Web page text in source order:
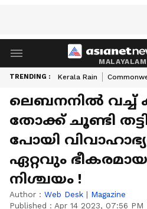
MALAYALAM
TRENDING : Kerala Rain
ലെബനനില്‍ വച്ച്
തോക്ക് ചൂണ്ടി
പോയി
ഏറ്റവും
നിശ്ചയം !
Author : Web Desk | Magazine
Published : Apr 14 2023, 07:56 PM